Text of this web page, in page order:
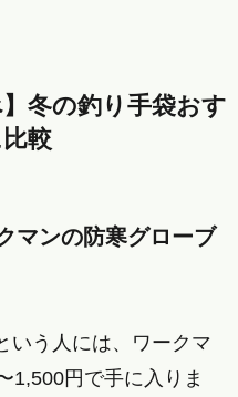
冬の釣り手袋おす
較
マンの防寒グローブ
いう人には、ワークマ
1,500円で手に入りま